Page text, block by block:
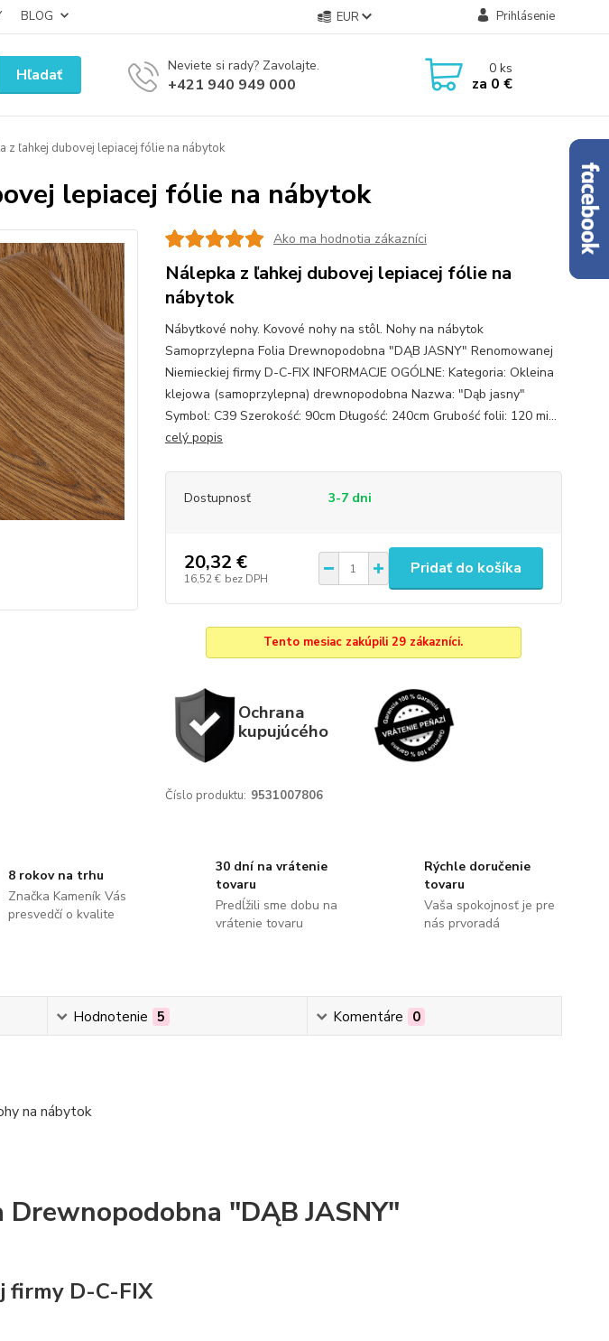
BLOG EUR Prihlásenie
Hľadať Neviete si rady? Zavolajte.
+421 940 949 000
0ks
za 0 €
z ľahkej dubovej lepiacej fólie na nábytok
lepiacej fólie na nábytok
Ako ma hodnotia zákazníci
Nálepka z ľahkej dubovej lepiacej fólie na
nábytok
Nábytkové nohy. Kovové nohy na stôl. Nohy na nábytok
Samoprzylepna Folia Drewnopodobna "DĄB JASNY" Renomowanej
Niemieckiej firmy D-C-FIX INFORMACJE OGÓLNE: Kategoria: Okleina
klejowa (samoprzylepna) drewnopodobna Nazwa: "Dąb jasny"
Symbol: C39 Szerokość: 90cm Długość: 240cm Grubość folii: 120 mi...
celý popis
Dostupnosť 3-7 dni
20,32 €
16,52 € bez DPH
Pridať do košíka
Tento mesiac zakúpili 29 zákazníci.
Ochrana
kupujúcého
Číslo produktu: 9531007806
8 rokov na trhu
Značka Kameník Vás
presvedčí o kvalite
30 dní na vrátenie
tovaru
Predĺžili sme dobu na
vrátenie tovaru
Rýchle doručenie
tovaru
Vaša spokojnosť je pre
nás prvoradá
Hodnotenie 5 Komentáre 0
na nábytok
"DĄB JASNY"
firmy D-C-FIX